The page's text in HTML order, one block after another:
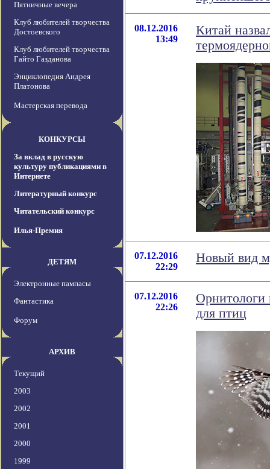
Пятничные вечера
Клуб любителей творчества
Достоевского
Клуб любителей творчества
Гайто Газданова
Энциклопедия Андрея
Платонова
Мастерская перевода
КОНКУРСЫ
За вклад в русскую
культуру публикациями в
Интернете
Литературный конкурс
Читательский конкурс
Илья-Премия
ДЕТЯМ
Электронные пампасы
Фантастика
Форум
АРХИВ
Текущий
2003
2002
2001
2000
1999
08.12.2016
13:49
Китай
07.12.2016
22:29
Новый вид
07.12.2016
22:26
Орнитологи
для птиц